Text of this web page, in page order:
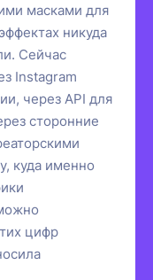
масками для
никуда
Сейчас
Instagram
через API для
сторонние
куда именно
цифр